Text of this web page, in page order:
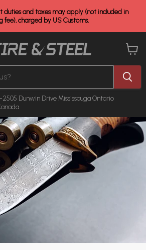
duties and taxes may apply (not included in
fee), charged by US Customs.
2505 Dunwin Drive Mississauga Ontario
le
panier